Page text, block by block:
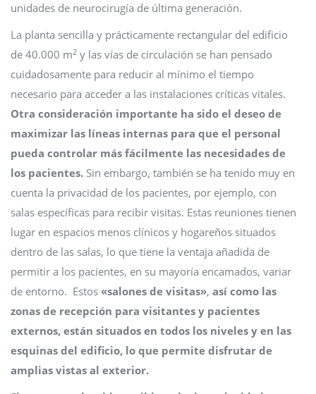
unidades de neurocirugía de última generación.
La planta sencilla y prácticamente rectangular del edificio
de 40.000 m2 y las vías de circulación se han pensado
cuidadosamente para reducir al mínimo el tiempo
necesario para acceder a las instalaciones críticas vitales.
Otra consideración importante ha sido el deseo de
maximizar las líneas internas para que el personal
pueda controlar más fácilmente las necesidades de
los pacientes. Sin embargo, también se ha tenido muy en
cuenta la privacidad de los pacientes, por ejemplo, con
salas específicas para recibir visitas. Estas reuniones tienen
lugar en espacios menos clínicos y hogareños situados
dentro de las salas, lo que tiene la ventaja añadida de
permitir a los pacientes, en su mayoría encamados, variar
de entorno. Estos «salones de visitas», así como las
zonas de recepción para visitantes y pacientes
externos, están situados en todos los niveles y en las
esquinas del edificio, lo que permite disfrutar de
amplias vistas al exterior.